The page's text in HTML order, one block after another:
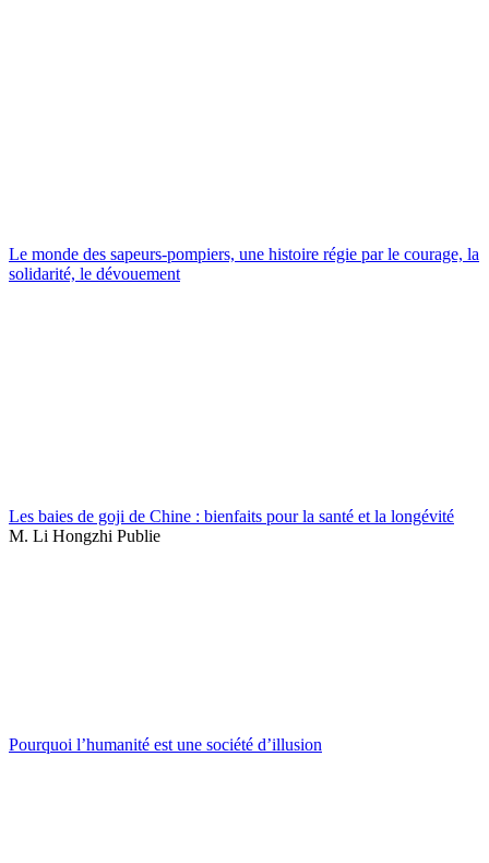
Le monde des sapeurs-pompiers, une histoire régie par le courage, la
solidarité, le dévouement
Les baies de goji de Chine : bienfaits pour la santé et la longévité
M. Li Hongzhi Publie
Pourquoi l’humanité est une société d’illusion